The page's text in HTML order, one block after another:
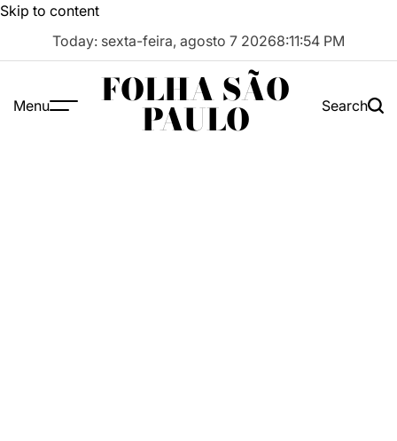
Skip to content
Today: sexta-feira, agosto 7 20268:11:55 PM
Menu FOLHA SÃO
PAULO Search